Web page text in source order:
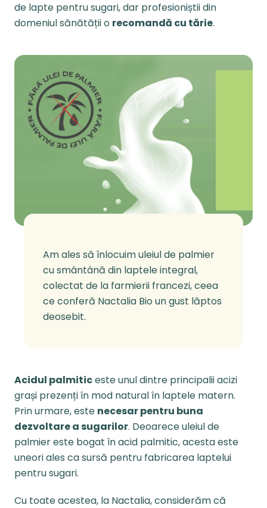
de lapte pentru sugari, dar profesioniștii din
domeniul sănătății o recomandă cu tărie.
Am ales să înlocuim uleiul de palmier
cu smântână din laptele integral,
colectat de la farmierii francezi, ceea
ce conferă Nactalia Bio un gust lăptos
deosebit.
Acidul palmiticeste unul dintre principalii acizi
grași prezenți în mod natural în laptele matern.
Prin urmare, este necesar pentru buna
dezvoltare a sugarilor. Deoarece uleiul de
palmier este bogat în acid palmitic, acesta este
uneori ales ca sursă pentru fabricarea laptelui
pentru sugari.
Cu toate acestea, la Nactalia, considerăm că